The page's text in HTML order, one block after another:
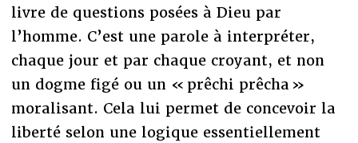
livre de questions posées à Dieu par
l’homme. C’est une parole à interpréter,
chaque jour et par chaque croyant, et non
un dogme figé ou un « prêchi prêcha »
moralisant. Cela lui permet de concevoir la
liberté selon une logique essentiellement